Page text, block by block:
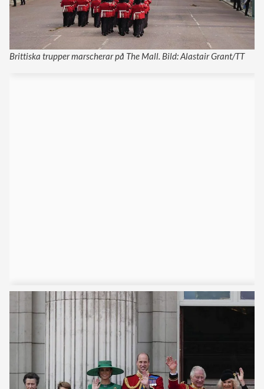
Brittiska trupper marscherar på The Mall. Bild: Alastair Grant/TT